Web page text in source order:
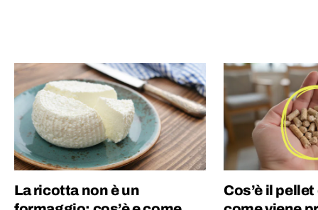
gruppo Ciaopeople. Sono dell'idea che la
cultura sia la più grande ricchezza per un
Paese e ho deciso di dedicare la mia vita per
offrire un contributo e far appassionare le
persone alla conoscenza. Col sorriso :)
La ricotta non è un
Cos’è il